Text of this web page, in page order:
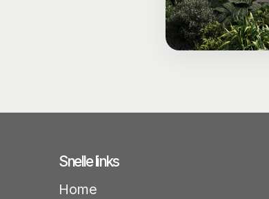
Snelle links
Home